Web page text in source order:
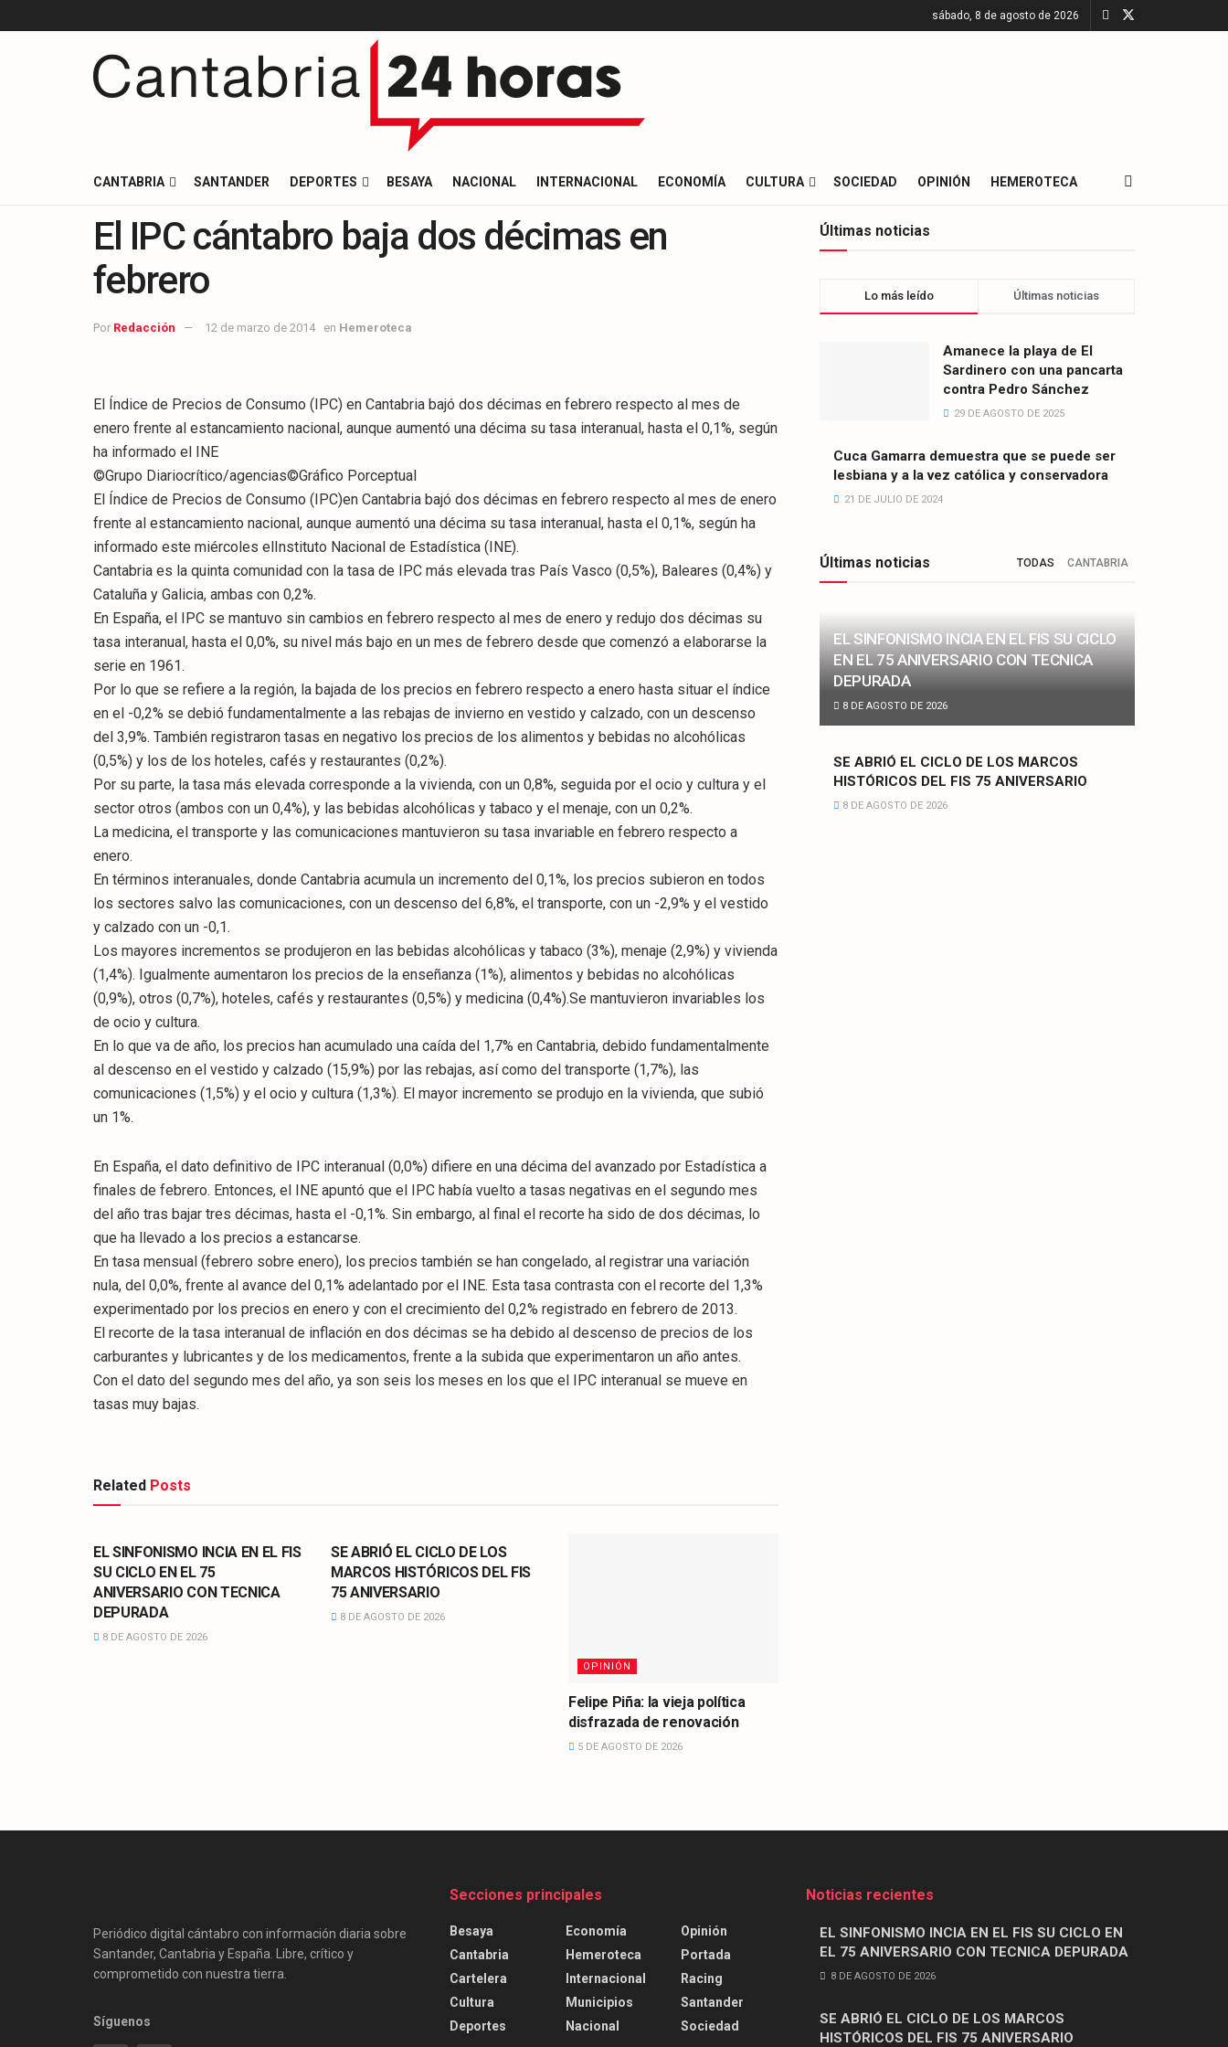
sábado, 8 de agosto de 2026
CANTABRIA SANTANDER DEPORTES BESAYA NACIONAL INTERNACIONAL ECONOMÍA CULTURA SOCIEDAD OPINIÓN HEMEROTECA
El IPC cántabro baja dos décimas en
febrero
Por Redacción 12 de marzo de 2014 en Hemeroteca
El Índice de Precios de Consumo (IPC) en Cantabria bajó dos décimas en febrero respecto al mes de
enero frente al estancamiento nacional, aunque aumentó una décima su tasa interanual, hasta el 0,1%, según
ha informado el INE
©Grupo Diariocrítico/agencias©Gráfico Porceptual
El Índice de Precios de Consumo (IPC)en Cantabria bajó dos décimas en febrero respecto al mes de enero
frente al estancamiento nacional, aunque aumentó una décima su tasa interanual, hasta el 0,1%, según ha
informado este miércoles elInstituto Nacional de Estadística (INE).
Cantabria es la quinta comunidad con la tasa de IPC más elevada tras País Vasco (0,5%), Baleares (0,4%) y
Cataluña y Galicia, ambas con 0,2%.
En España, el IPC se mantuvo sin cambios en febrero respecto al mes de enero y redujo dos décimas su
tasa interanual, hasta el 0,0%, su nivel más bajo en un mes de febrero desde que comenzó a elaborarse la
serie en 1961.
Por lo que se refiere a la región, la bajada de los precios en febrero respecto a enero hasta situar el índice
en el -0,2% se debió fundamentalmente a las rebajas de invierno en vestido y calzado, con un descenso
del 3,9%. También registraron tasas en negativo los precios de los alimentos y bebidas no alcohólicas
(0,5%) y los de los hoteles, cafés y restaurantes (0,2%).
Por su parte, la tasa más elevada corresponde a la vivienda, con un 0,8%, seguida por el ocio y cultura y el
sector otros (ambos con un 0,4%), y las bebidas alcohólicas y tabaco y el menaje, con un 0,2%.
La medicina, el transporte y las comunicaciones mantuvieron su tasa invariable en febrero respecto a
enero.
En términos interanuales, donde Cantabria acumula un incremento del 0,1%, los precios subieron en todos
los sectores salvo las comunicaciones, con un descenso del 6,8%, el transporte, con un -2,9% y el vestido
y calzado con un -0,1.
Los mayores incrementos se produjeron en las bebidas alcohólicas y tabaco (3%), menaje (2,9%) y vivienda
(1,4%). Igualmente aumentaron los precios de la enseñanza (1%), alimentos y bebidas no alcohólicas
(0,9%), otros (0,7%), hoteles, cafés y restaurantes (0,5%) y medicina (0,4%).Se mantuvieron invariables los
de ocio y cultura.
En lo que va de año, los precios han acumulado una caída del 1,7% en Cantabria, debido fundamentalmente
al descenso en el vestido y calzado (15,9%) por las rebajas, así como del transporte (1,7%), las
comunicaciones (1,5%) y el ocio y cultura (1,3%). El mayor incremento se produjo en la vivienda, que subió
un 1%.
En España, el dato definitivo de IPC interanual (0,0%) difiere en una décima del avanzado por Estadística a
finales de febrero. Entonces, el INE apuntó que el IPC había vuelto a tasas negativas en el segundo mes
del año tras bajar tres décimas, hasta el -0,1%. Sin embargo, al final el recorte ha sido de dos décimas, lo
que ha llevado a los precios a estancarse.
En tasa mensual (febrero sobre enero), los precios también se han congelado, al registrar una variación
nula, del 0,0%, frente al avance del 0,1% adelantado por el INE. Esta tasa contrasta con el recorte del 1,3%
experimentado por los precios en enero y con el crecimiento del 0,2% registrado en febrero de 2013.
El recorte de la tasa interanual de inflación en dos décimas se ha debido al descenso de precios de los
carburantes y lubricantes y de los medicamentos, frente a la subida que experimentaron un año antes.
Con el dato del segundo mes del año, ya son seis los meses en los que el IPC interanual se mueve en
tasas muy bajas.
Related Posts
EL SINFONISMO INCIA EN EL FIS
SU CICLO EN EL 75
ANIVERSARIO CON TECNICA
DEPURADA
8 DE AGOSTO DE 2026
SE ABRIÓ EL CICLO DE LOS
MARCOS HISTÓRICOS DEL FIS
75 ANIVERSARIO
8 DE AGOSTO DE 2026
OPINIÓN
Felipe Piña: la vieja política
disfrazada de renovación
5 DE AGOSTO DE 2026
Últimas noticias
Lo más leído Últimas noticias
Amanece la playa de El
Sardinero con una pancarta
contra Pedro Sánchez
29 DE AGOSTO DE 2025
Cuca Gamarra demuestra que se puede ser
lesbiana y a la vez católica y conservadora
21 DE JULIO DE 2024
Últimas noticias TODAS CANTABRIA
EL SINFONISMO INCIA EN EL FIS SU CICLO
EN EL 75 ANIVERSARIO CON TECNICA
DEPURADA
8 DE AGOSTO DE 2026
SE ABRIÓ EL CICLO DE LOS MARCOS
HISTÓRICOS DEL FIS 75 ANIVERSARIO
8 DE AGOSTO DE 2026
Periódico digital cántabro con información diaria sobre
Santander, Cantabria y España. Libre, crítico y
comprometido con nuestra tierra.
Síguenos
Secciones principales
Besaya
Cantabria
Cartelera
Cultura
Deportes
Economía
Hemeroteca
Internacional
Municipios
Nacional
Opinión
Portada
Racing
Santander
Sociedad
Noticias recientes
EL SINFONISMO INCIA EN EL FIS SU CICLO EN
EL 75 ANIVERSARIO CON TECNICA DEPURADA
8 DE AGOSTO DE 2026
SE ABRIÓ EL CICLO DE LOS MARCOS
HISTÓRICOS DEL FIS 75 ANIVERSARIO